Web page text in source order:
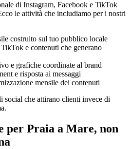
di Instagram, Facebook e TikTok
le attività che includiamo per i nostri
costruito sul tuo pubblico locale
e contenuti che generano
e grafiche coordinate al brand
e risposta ai messaggi
mensile dei contenuti
social che attirano clienti invece di
per Praia a Mare, non